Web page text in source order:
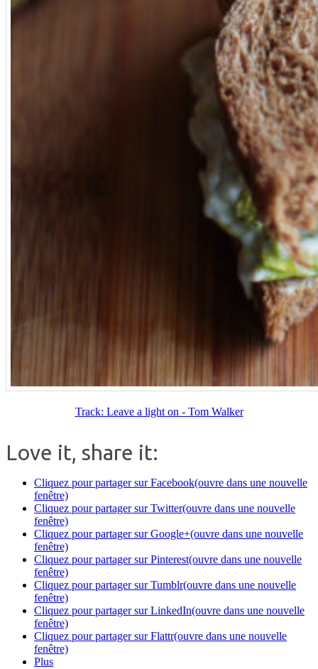
Track: Leave a light on - Tom Walker
Love it, share it:
Cliquez pour partager sur Facebook(ouvre dans une nouvelle
fenêtre)
Cliquez pour partager sur Twitter(ouvre dans une nouvelle
fenêtre)
Cliquez pour partager sur Google+(ouvre dans une nouvelle
fenêtre)
Cliquez pour partager sur Pinterest(ouvre dans une nouvelle
fenêtre)
Cliquez pour partager sur Tumblr(ouvre dans une nouvelle
fenêtre)
Cliquez pour partager sur LinkedIn(ouvre dans une nouvelle
fenêtre)
Cliquez pour partager sur Flattr(ouvre dans une nouvelle
fenêtre)
Plus